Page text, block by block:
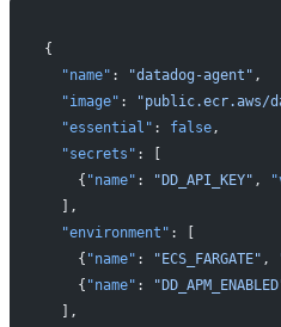
{
  "name"
: "datadog-agent" ,
  "image"
: "public.ecr.aws/
  "essential"
: false,
  "secrets"
: [
    {
"name" : "DD_API_KEY" ,
  ],
  "environment"
: [
    {
"name" : "ECS_FARGATE" ,
    {
"name" :
  ],